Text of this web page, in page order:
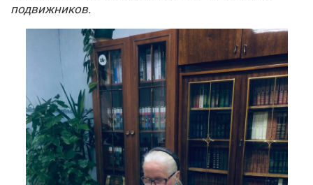
подвижников.